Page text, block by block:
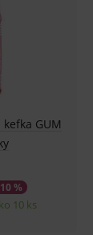
GUM
%
10 ks